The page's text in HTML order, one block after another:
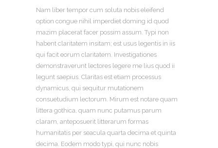
Nam liber tempor cum soluta nobis eleifend
option congue nihil imperdiet doming id quod
mazim placerat facer possim assum. Typi non
habent claritatem insitam; est usus legentis in iis
qui facit eorum claritatem. Investigationes
demonstraverunt lectores legere me lius quod ii
legunt saepius. Claritas est etiam processus
dynamicus, qui sequitur mutationem
consuetudium lectorum. Mirum est notare quam
littera gothica, quam nunc putamus parum
claram, anteposuerit litterarum formas
humanitatis per seacula quarta decima et quinta
decima. Eodem modo typi, qui nunc nobis